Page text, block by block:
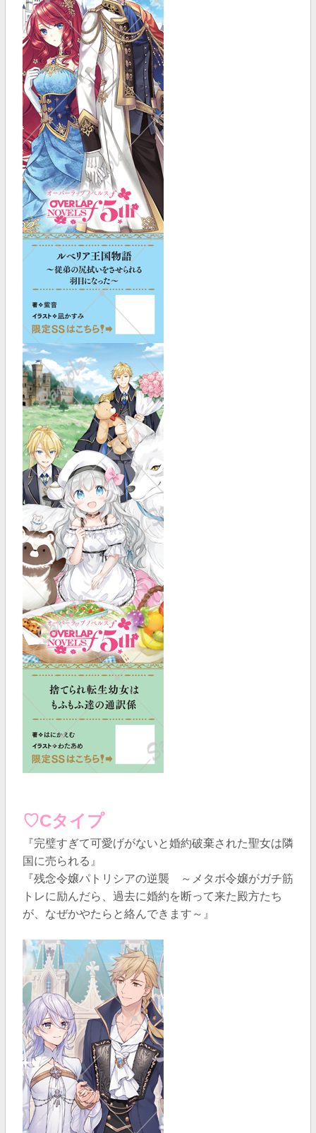
♡Cタイプ
『完璧すぎて可愛げがないと婚約破棄された聖女は隣
国に売られる』
『残念令嬢パトリシアの逆襲 ～メタボ令嬢がガチ筋
トレに励んだら、過去に婚約を断って来た殿方たち
が、なぜかやたらと絡んできます～』